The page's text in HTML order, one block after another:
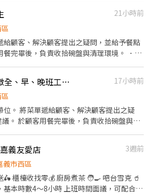
禮金、三節禮金與中秋禮品、油資津貼、
牙
21小時前
給顧客、解決顧客提出之疑問，並給予餐點
餐完畢後，負責收拾碗盤與清理環境。 ．負
嘉義古川壽喜燒誠徵全、早、晚班工讀生
17小時前
位。 將菜單遞給顧客、解決顧客提出之疑
。 於顧客用餐完畢後，負責收拾碗盤與清
義友愛店
3週前
義市西區
🛵 櫃檯收找零💰 廚房煮茶 🧑‍🍳 吧台雪克 🥤
基本時數4～8小時 上班時間面議，可配合課